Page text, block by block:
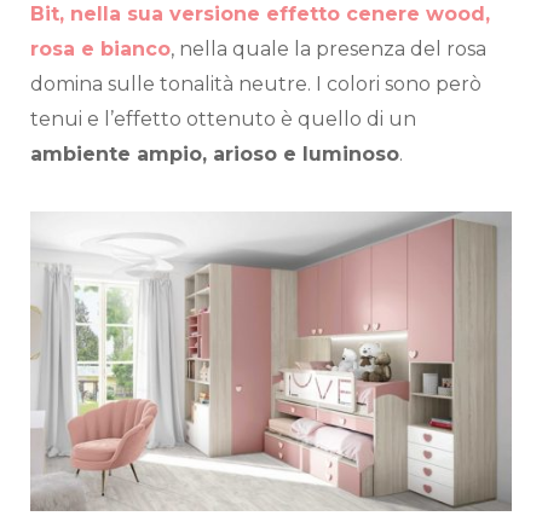
Bit, nella sua versione effetto cenere wood,
rosa e bianco, nella quale la presenza del rosa
domina sulle tonalità neutre. I colori sono però
tenui e l’effetto ottenuto è quello di un
ambiente ampio, arioso e luminoso.